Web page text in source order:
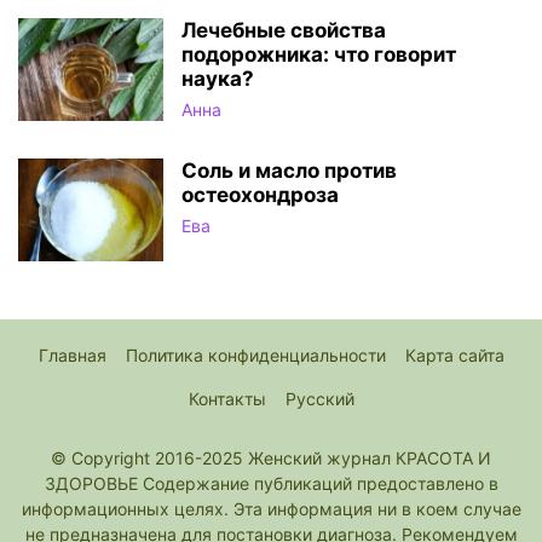
Лечебные свойства
подорожника: что говорит
наука?
Анна
Соль и масло против
остеохондроза
Ева
Главная Политика конфиденциальности Карта сайта
Контакты Русский
© Copyright 2016-2025 Женский журнал КРАСОТА И
ЗДОРОВЬЕ Содержание публикаций предоставлено в
информационных целях. Эта информация ни в коем случае
не предназначена для постановки диагноза. Рекомендуем